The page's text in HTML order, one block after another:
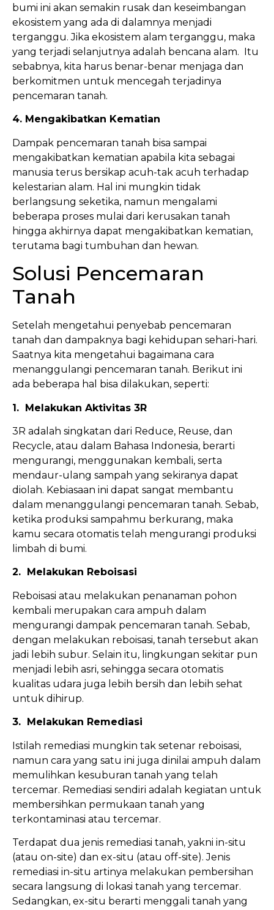
bumi ini akan semakin rusak dan keseimbangan
ekosistem yang ada di dalamnya menjadi
terganggu. Jika ekosistem alam terganggu, maka
yang terjadi selanjutnya adalah bencana alam. Itu
sebabnya, kita harus benar-benar menjaga dan
berkomitmen untuk mencegah terjadinya
pencemaran tanah.
4. Mengakibatkan Kematian
Dampak pencemaran tanah bisa sampai
mengakibatkan kematian apabila kita sebagai
manusia terus bersikap acuh-tak acuh terhadap
kelestarian alam. Hal ini mungkin tidak
berlangsung seketika, namun mengalami
beberapa proses mulai dari kerusakan tanah
hingga akhirnya dapat mengakibatkan kematian,
terutama bagi tumbuhan dan hewan.
Solusi Pencemaran
Tanah
Setelah mengetahui penyebab pencemaran
tanah dan dampaknya bagi kehidupan sehari-hari.
Saatnya kita mengetahui bagaimana cara
menanggulangi pencemaran tanah. Berikut ini
ada beberapa hal bisa dilakukan, seperti:
1. Melakukan Aktivitas 3R
3R adalah singkatan dari Reduce, Reuse, dan
Recycle, atau dalam Bahasa Indonesia, berarti
mengurangi, menggunakan kembali, serta
mendaur-ulang sampah yang sekiranya dapat
diolah. Kebiasaan ini dapat sangat membantu
dalam menanggulangi pencemaran tanah. Sebab,
ketika produksi sampahmu berkurang, maka
kamu secara otomatis telah mengurangi produksi
limbah di bumi.
2. Melakukan Reboisasi
Reboisasi atau melakukan penanaman pohon
kembali merupakan cara ampuh dalam
mengurangi dampak pencemaran tanah. Sebab,
dengan melakukan reboisasi, tanah tersebut akan
jadi lebih subur. Selain itu, lingkungan sekitar pun
menjadi lebih asri, sehingga secara otomatis
kualitas udara juga lebih bersih dan lebih sehat
untuk dihirup.
3. Melakukan Remediasi
Istilah remediasi mungkin tak setenar reboisasi,
namun cara yang satu ini juga dinilai ampuh dalam
memulihkan kesuburan tanah yang telah
tercemar. Remediasi sendiri adalah kegiatan untuk
membersihkan permukaan tanah yang
terkontaminasi atau tercemar.
Terdapat dua jenis remediasi tanah, yakni in-situ
(atau on-site) dan ex-situ (atau off-site). Jenis
remediasi in-situ artinya melakukan pembersihan
secara langsung di lokasi tanah yang tercemar.
Sedangkan, ex-situ berarti menggali tanah yang